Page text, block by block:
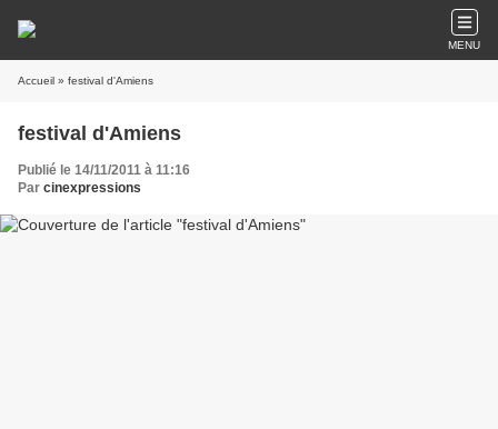
MENU
Accueil » festival d'Amiens
festival d'Amiens
Publié le 14/11/2011 à 11:16
Par cinexpressions